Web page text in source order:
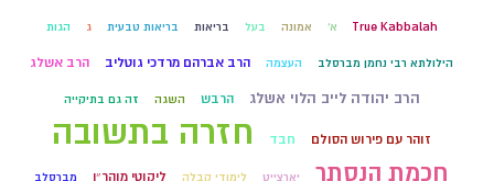
True Kabbalah א' אמונה בעל בריאות בריאות טבעית ג הגות
הילולתא רבי נחמן מברסלב העצמה הרב אברהם מרדכי גוטליב הרב אשלג
הרב יהודה לייב הלוי אשלג הרבש השגה זה גם בתיקייה
זוהר עם פירוש הסולם חבד חזרה בתשובה
חכמת הנסתר יארצייט לימודי קבלה ליקוטי מוהר״ן מברסלב